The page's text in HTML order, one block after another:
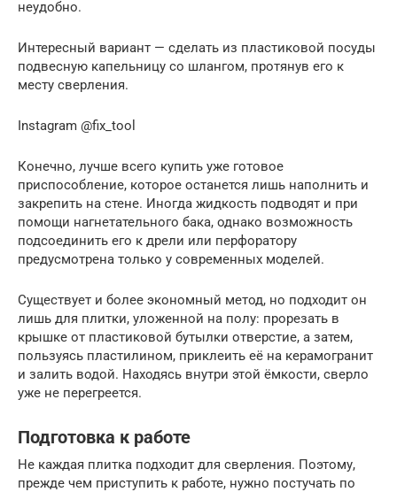
неудобно.
Интересный вариант — сделать из пластиковой посуды
подвесную капельницу со шлангом, протянув его к
месту сверления.
Instagram @fix_tool
Конечно, лучше всего купить уже готовое
приспособление, которое останется лишь наполнить и
закрепить на стене. Иногда жидкость подводят и при
помощи нагнетательного бака, однако возможность
подсоединить его к дрели или перфоратору
предусмотрена только у современных моделей.
Существует и более экономный метод, но подходит он
лишь для плитки, уложенной на полу: прорезать в
крышке от пластиковой бутылки отверстие, а затем,
пользуясь пластилином, приклеить её на керамогранит
и залить водой. Находясь внутри этой ёмкости, сверло
уже не перегреется.
Подготовка к работе
Не каждая плитка подходит для сверления. Поэтому,
прежде чем приступить к работе, нужно постучать по